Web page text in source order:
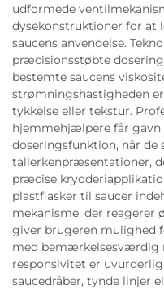
udformede
dysekonstruktioner for at
saucens anvendelse.
præcisionsstøbte
bestemte saucens
strømningshastigheden
tykkelse eller tekstur.
hjemmehjælpere får gavn
doseringsfunktion, når de
tallerkenpræsentationer,
præcise
plastflasker til saucer
mekanisme, der
giver brugeren mulighed
med bemærkelsesværdig
responsivitet er
saucedråber, tynde linjer